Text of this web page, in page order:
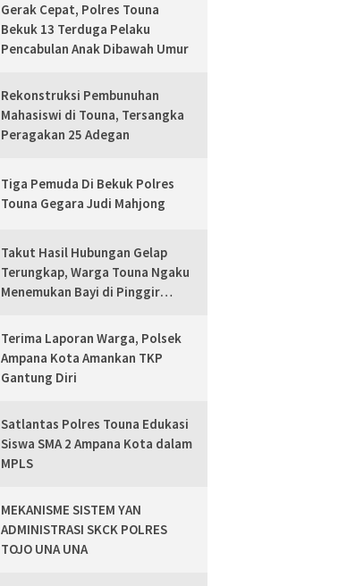
Gerak Cepat, Polres Touna
Bekuk 13 Terduga Pelaku
Pencabulan Anak Dibawah Umur
Rekonstruksi Pembunuhan
Mahasiswi di Touna, Tersangka
Peragakan 25 Adegan
Tiga Pemuda Di Bekuk Polres
Touna Gegara Judi Mahjong
Takut Hasil Hubungan Gelap
Terungkap, Warga Touna Ngaku
Menemukan Bayi di Pinggir
Terima Laporan Warga, Polsek
Ampana Kota Amankan TKP
Gantung Diri
Satlantas Polres Touna Edukasi
Siswa SMA 2 Ampana Kota dalam
MPLS
MEKANISME SISTEM YAN
ADMINISTRASI SKCK POLRES
TOJO UNA UNA